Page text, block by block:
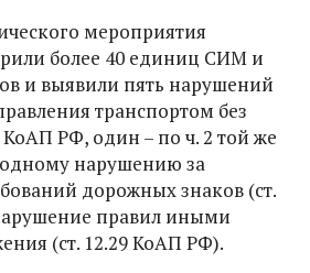
мероприятия
более 40 единиц СИМ и
и выявили пять нарушений
транспортом без
КоАП РФ, один – по ч. 2 той же
одному нарушению за
дорожных знаков (ст.
правил иными
(ст. 12.29 КоАП РФ).